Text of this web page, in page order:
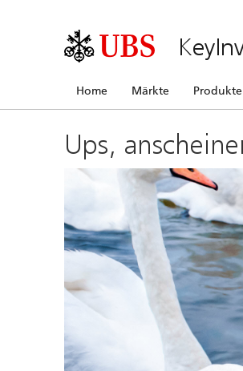
Home Märkte Produkte
Ups,